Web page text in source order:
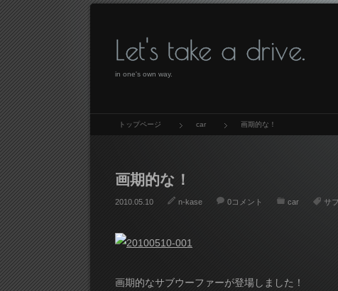
Let's take a drive.
in one's own way.
トップページ car 画期的な！
画期的な！
2010.05.10 n-kase 0コメント car サ
画期的なサブウーファーが登場しました！